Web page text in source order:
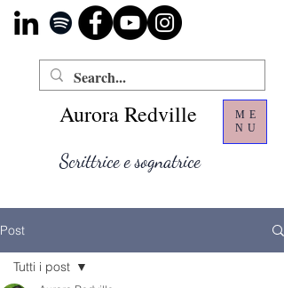
ME
NU
Scrittrice e sognatrice
Aurora Redville
Post
Tutti i post